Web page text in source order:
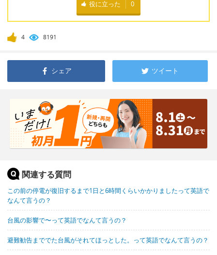
役に立った 0
4 8191
シェア ツイート
関連する質問
この前の停電が復旧するまで1日と6時間くらいかかりましたって英語で
なんて言うの？
台風の影響で〜って英語でなんて言うの？
避難勧告まででた台風がそれてほっとした。って英語でなんて言うの？